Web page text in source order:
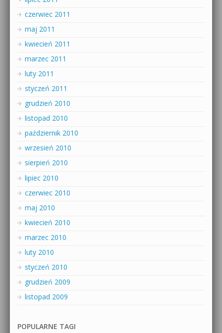
czerwiec 2011
maj 2011
kwiecień 2011
marzec 2011
luty 2011
styczeń 2011
grudzień 2010
listopad 2010
październik 2010
wrzesień 2010
sierpień 2010
lipiec 2010
czerwiec 2010
maj 2010
kwiecień 2010
marzec 2010
luty 2010
styczeń 2010
grudzień 2009
listopad 2009
POPULARNE TAGI